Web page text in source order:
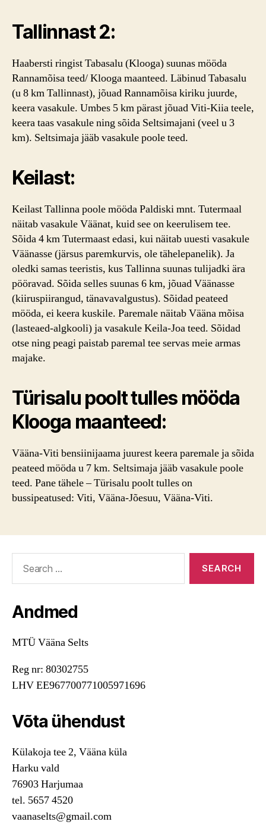
Tallinnast 2:
Haabersti ringist Tabasalu (Klooga) suunas mööda
Rannamõisa teed/ Klooga maanteed. Läbinud Tabasalu
(u 8 km Tallinnast), jõuad Rannamõisa kiriku juurde,
keera vasakule. Umbes 5 km pärast jõuad Viti-Kiia teele,
keera taas vasakule ning sõida Seltsimajani (veel u 3
km). Seltsimaja jääb vasakule poole teed.
Keilast:
Keilast Tallinna poole mööda Paldiski mnt. Tutermaal
näitab vasakule Väänat, kuid see on keerulisem tee.
Sõida 4 km Tutermaast edasi, kui näitab uuesti vasakule
Väänasse (järsus paremkurvis, ole tähelepanelik). Ja
oledki samas teeristis, kus Tallinna suunas tulijadki ära
pööravad. Sõida selles suunas 6 km, jõuad Väänasse
(kiiruspiirangud, tänavavalgustus). Sõidad peateed
mööda, ei keera kuskile. Paremale näitab Vääna mõisa
(lasteaed-algkooli) ja vasakule Keila-Joa teed. Sõidad
otse ning peagi paistab paremal tee servas meie armas
majake.
Türisalu poolt tulles mööda
Klooga maanteed:
Vääna-Viti bensiinijaama juurest keera paremale ja sõida
peateed mööda u 7 km. Seltsimaja jääb vasakule poole
teed. Pane tähele – Türisalu poolt tulles on
bussipeatused: Viti, Vääna-Jõesuu, Vääna-Viti.
Andmed
MTÜ Vääna Selts
Reg nr: 80302755
LHV EE967700771005971696
Võta ühendust
Külakoja tee 2, Vääna küla
Harku vald
76903 Harjumaa
tel. 5657 4520
vaanaselts@gmail.com